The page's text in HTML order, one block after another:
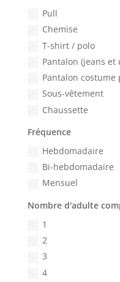
Pull
Chemise
T-shirt / polo
Pantalon (jeans et
Pantalon
Sous-vêtement
Chaussette
Fréquence
Hebdomadaire
Bi-hebdomadaire
Mensuel
Nombre d'adulte
1
2
3
4